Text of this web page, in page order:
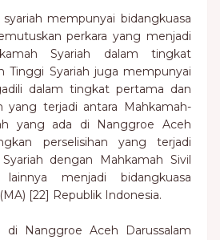
mempunyai bidangkuasa
perkara yang menjadi
Syariah dalam tingkat
Tinggi Syariah juga mempunyai
dalam tingkat pertama dan
yang terjadi antara Mahkamah-
yang ada di Nanggroe Aceh
perselisihan yang terjadi
dengan Mahkamah Sivil
menjadi bidangkuasa
[22] Republik Indonesia.
di Nanggroe Aceh Darussalam